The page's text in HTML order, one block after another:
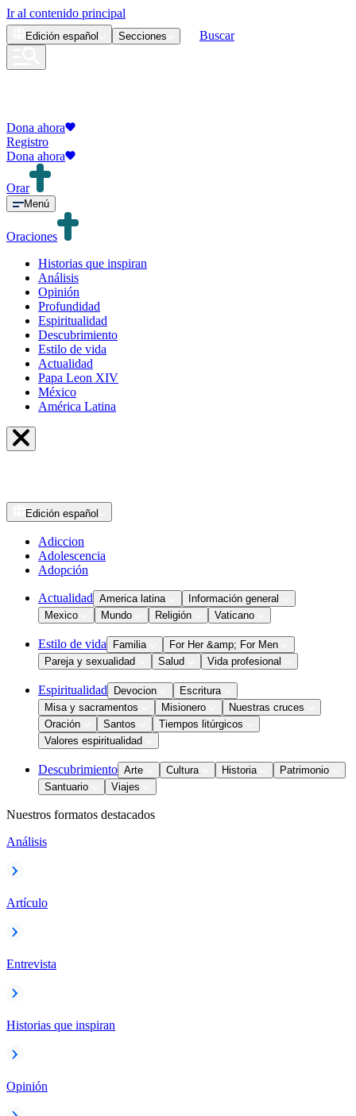
Ir al contenido principal
Edición español Secciones Buscar
Dona ahora
Registro
Dona ahora
Orar
Menú
Oraciones
Historias que inspiran
Análisis
Opinión
Profundidad
Espiritualidad
Descubrimiento
Estilo de vida
Actualidad
Papa Leon XIV
México
América Latina
Edición español
Adiccion
Adolescencia
Adopción
Actualidad America latina
Información general
Mexico
Mundo Religión Vaticano
Estilo de vida Familia
For Her &amp; For Men
Pareja y sexualidad
Salud Vida profesional
Espiritualidad Devocion
Escritura
Misa y sacramentos
Misionero
Nuestras cruces
Oración
Santos
Tiempos litúrgicos
Valores espiritualidad
Descubrimiento Arte Cultura Historia
Patrimonio
Santuario
Viajes
Nuestros formatos destacados
Análisis
Artículo
Entrevista
Historias que inspiran
Opinión